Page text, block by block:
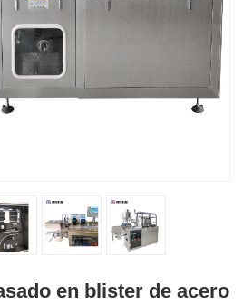
en blister de acero